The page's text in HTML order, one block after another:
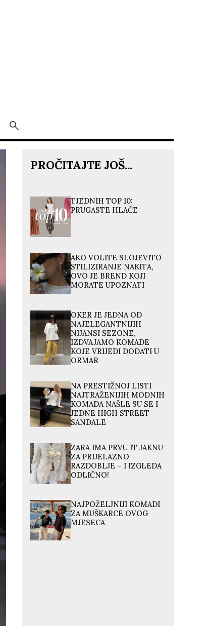
PROČITAJTE JOŠ...
TJEDNIH TOP 10:
PRUGASTE HLAČE
AKO VOLITE SLOJEVITO
STILIZIRANJE NAKITA,
OVO JE BREND KOJI
MORATE UPOZNATI
OKER JE JEDNA OD
NAJELEGANTNIJIH
NIJANSI SEZONE,
IZDVAJAMO KOMADE
KOJE VRIJEDI DODATI U
ORMAR
NA PRESTIŽNOJ LISTI
NAJTRAŽENIJIH MODNIH
KOMADA NAŠLE SU SE I
JEDNE HIGH STREET
SANDALE
ZARA IMA PRVU IT JAKNU
ZA PRIJELAZNO
RAZDOBLJE – I IZGLEDA
ODLIČNO!
NAJPOŽELJNIJI KOMADI
ZA MUŠKARCE OVOG
MJESECA